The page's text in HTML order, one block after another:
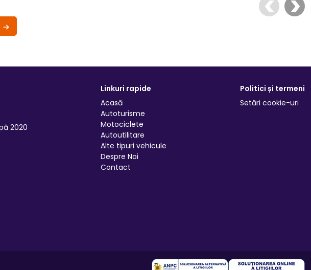
2020
Linkuri rapide
Acasă
Autoturisme
Motociclete
Autoutilitare
Alte tipuri vehicule
Despre Noi
Contact
Politici și termeni
Setări cookie-uri